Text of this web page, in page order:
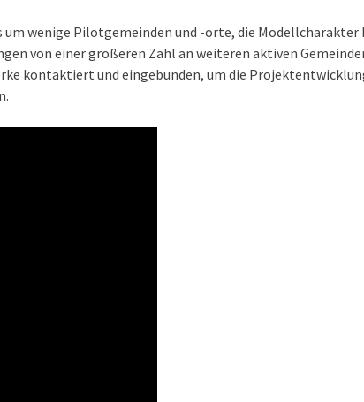
wenige Pilotgemeinden und -orte, die Modellcharakter
von einer größeren Zahl an weiteren aktiven
kontaktiert und eingebunden, um die